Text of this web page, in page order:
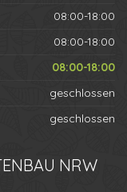
08:00-18:00
08:00-18:00
08:00-18:00
geschlossen
geschlossen
NRW